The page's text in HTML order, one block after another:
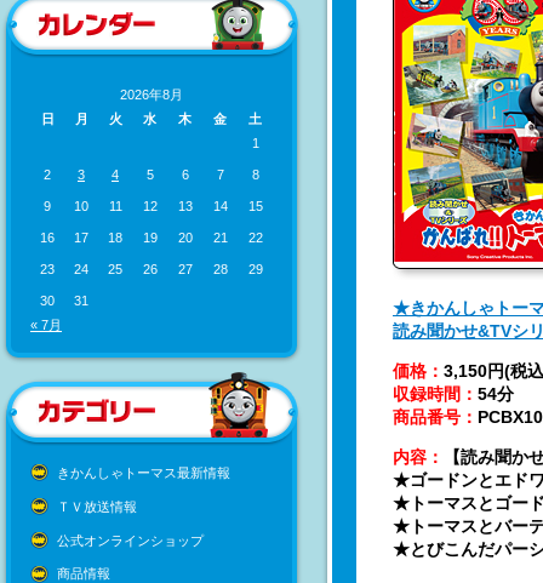
2026年8月
日
月 火 水 木 金
土
1
2 3 4 5 6 7 8
9 10 11 12 13 14 15
16 17 18 19 20 21 22
23 24 25 26 27 28 29
30
31
« 7月
きかんしゃトーマス最新情報
ＴＶ放送情報
公式オンラインショップ
商品情報
★きかんしゃトー
読み聞かせ&TVシ
価格： 3,150円(税
収録時間： 54分
商品番号：
内容 ： 【読み聞か
★ゴードンとエド
★トーマスとゴー
★トーマスとバー
★とびこんだパー